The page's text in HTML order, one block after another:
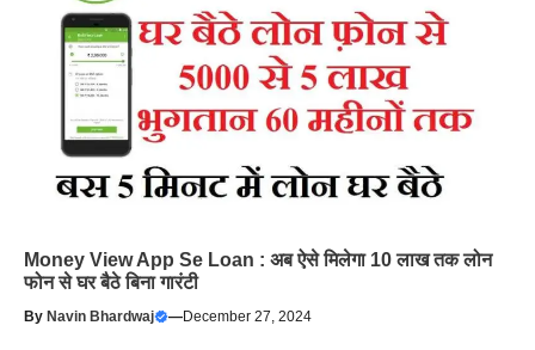
Money View App Se Loan : अब ऐसे मिलेगा 10 लाख तक लोन
फोन से घर बैठे बिना गारंटी
By Navin Bhardwaj —December 27, 2024